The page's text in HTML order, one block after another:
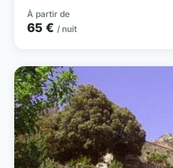
À partir de
65 € / nuit